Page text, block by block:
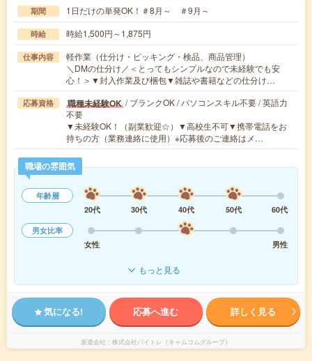
期間 1日だけの単発OK！＃8月～ ＃9月～
時給 時給1,500円～1,875円
仕事内容
軽作業（仕分け・ピッキング・検品、商品管理）
＼DMの仕分け／＜とってもシンプルなので未経験でも安
心！＞▼封入作業及び梱包▼雑誌や書籍などの仕分け…
応募資格 職種未経験OK / ブランクOK / パソコンスキル不要 / 英語力
不要
▼未経験OK！（副業歓迎☆）▼高校生不可▼携帯電話をお
持ちの方（業務連絡に使用）※応募後のご連絡はメ…
職場の雰囲気
年齢層
20代
30代 40代 50代
60代
男女比率
女性
男性
もっと見る
気になる! 応募へ進む 詳しく見る
派遣会社 株式会社バイトレ（キャムコムグループ）